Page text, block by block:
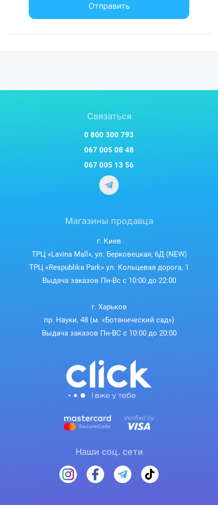
Отправить
Связаться
0 800 300 793
067 005 08 48
067 005 13 56
Магазины продавца
г. Киев
ТРЦ «Lavina Mall», ул. Берковецкая, 6Д (NEW)
ТРЦ «Respublika Park» ул. Кольцевая дорога, 1
Выдача заказов Пн-Вс с 10:00 до 22:00
г. Харьков
пр. Науки, 48 (м. «Ботанический сад»)
Выдача заказов Пн-ВС с 10:00 до 20:00
Наши соц. сети